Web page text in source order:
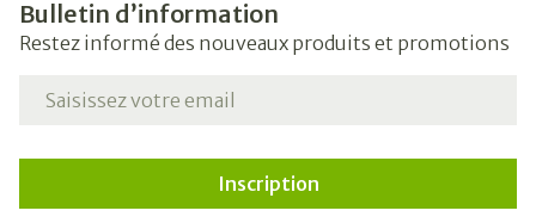
Bulletin d’information
Restez informé des nouveaux produits et promotions
Adresse mail
Inscription